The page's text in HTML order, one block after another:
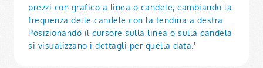
prezzi con grafico a linea o candele, cambiando la
frequenza delle candele con la tendina a destra.
Posizionando il cursore sulla linea o sulla candela
si visualizzano i dettagli per quella data.'